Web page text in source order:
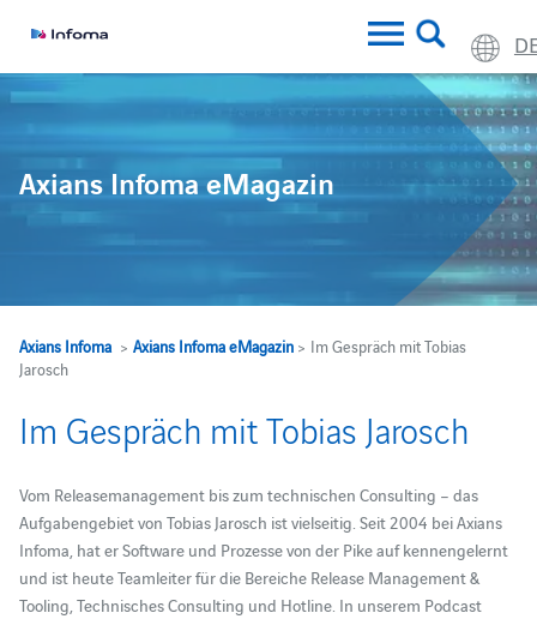
Axians Infoma eMagazin
Axians Infoma> Axians Infoma eMagazin> Im Gespräch mit Tobias
Jarosch
Im Gespräch mit Tobias Jarosch
Vom Releasemanagement bis zum technischen Consulting – das
Aufgabengebiet von Tobias Jarosch ist vielseitig. Seit 2004 bei Axians
Infoma, hat er Software und Prozesse von der Pike auf kennengelernt
und ist heute Teamleiter für die Bereiche Release Management &
Tooling, Technisches Consulting und Hotline. In unserem Podcast